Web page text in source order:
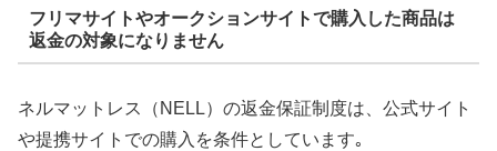
フリマサイトやオークションサイトで購入した商品は
返金の対象になりません
ネルマットレス（NELL）の返金保証制度は、公式サイト
や提携サイトでの購入を条件としています｡